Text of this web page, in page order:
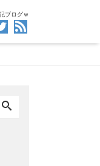
ブログｗ